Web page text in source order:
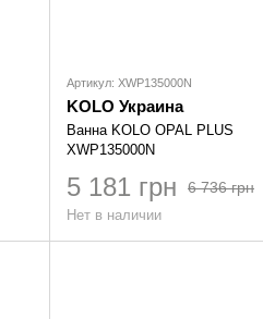
Артикул: XWP135000N
KOLO Украина
Ванна KOLO OPAL PLUS
XWP135000N
6 736 грн
5 181 грн
Нет в наличии